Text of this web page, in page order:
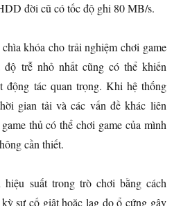
đời cũ có tốc độ ghi 80 MB/s.
khóa cho trải nghiệm chơi game
trễ nhỏ nhất cũng có thể khiến
động tác quan trọng. Khi hệ thống
gian tải và các vấn đề khác liên
thủ có thể chơi game của mình
cần thiết.
suất trong trò chơi bằng cách
sự cố giật hoặc lag do ổ cứng gây